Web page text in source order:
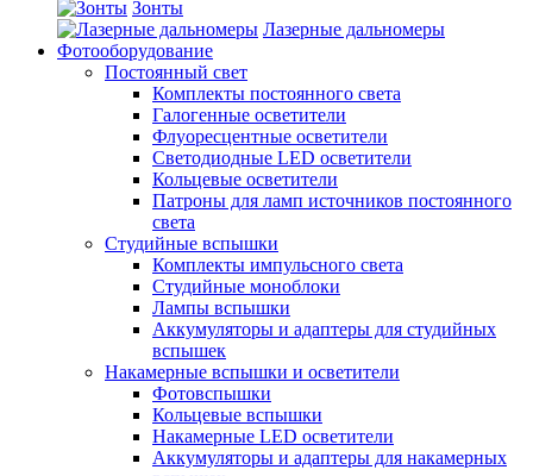
Зонты
Лазерные дальномеры
Фотооборудование
Постоянный свет
Комплекты постоянного света
Галогенные осветители
Флуоресцентные осветители
Светодиодные LED осветители
Кольцевые осветители
Патроны для ламп источников постоянного
света
Студийные вспышки
Комплекты импульсного света
Студийные моноблоки
Лампы вспышки
Аккумуляторы и адаптеры для студийных
вспышек
Накамерные вспышки и осветители
Фотовспышки
Кольцевые вспышки
Накамерные LED осветители
Аккумуляторы и адаптеры для накамерных